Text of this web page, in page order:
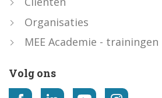
Organisaties
MEE Academie - trainingen
Volg ons